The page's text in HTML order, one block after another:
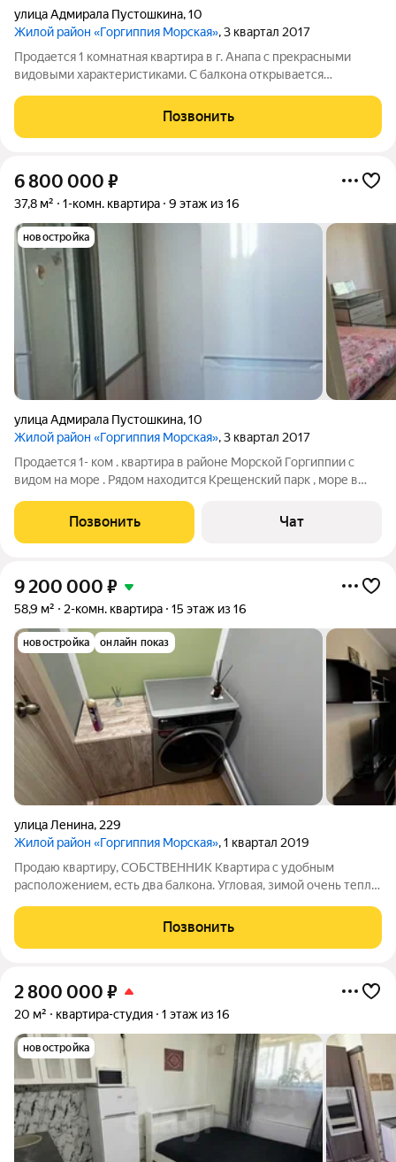
улица Адмирала Пустошкина,10
Жилой район «Горгиппия Морская», 3 квартал 2017
Продается 1 комнатная квартира в г. Анапа с прекрасными
видовыми характеристиками. С балкона открывается
Черноморский парк, который является изюминкой данного
комплекса. Парк культуры и отдыха
Позвонить
6 800 000 ₽
37,8 м² 1-комн. квартира 9 этаж из 16
новостройка
улица Адмирала Пустошкина,10
Жилой район «Горгиппия Морская», 3 квартал 2017
Продается 1- ком . квартира в районе Морской Горгиппии с
видом на море . Рядом находится Крещенский парк , море в
транспортная развязка во все направления. Недалеко
находится ТЦ 'Красная
Позвонить Чат
9 200 000 ₽
58,9 м² 2-комн. квартира 15 этаж из 16
новостройка онлайн показ
улица Ленина, 229
Жилой район «Горгиппия Морская», 1 квартал 2019
Продаю квартиру, СОБСТВЕННИК Квартира с удобным
расположением, есть два балкона. Угловая, зимой очень тепло!
восточная сторона. Во дворе большая парковка, детские и
спортивные площадки,
Позвонить
2 800 000 ₽
20 м² квартира-студия 1 этаж из 16
новостройка